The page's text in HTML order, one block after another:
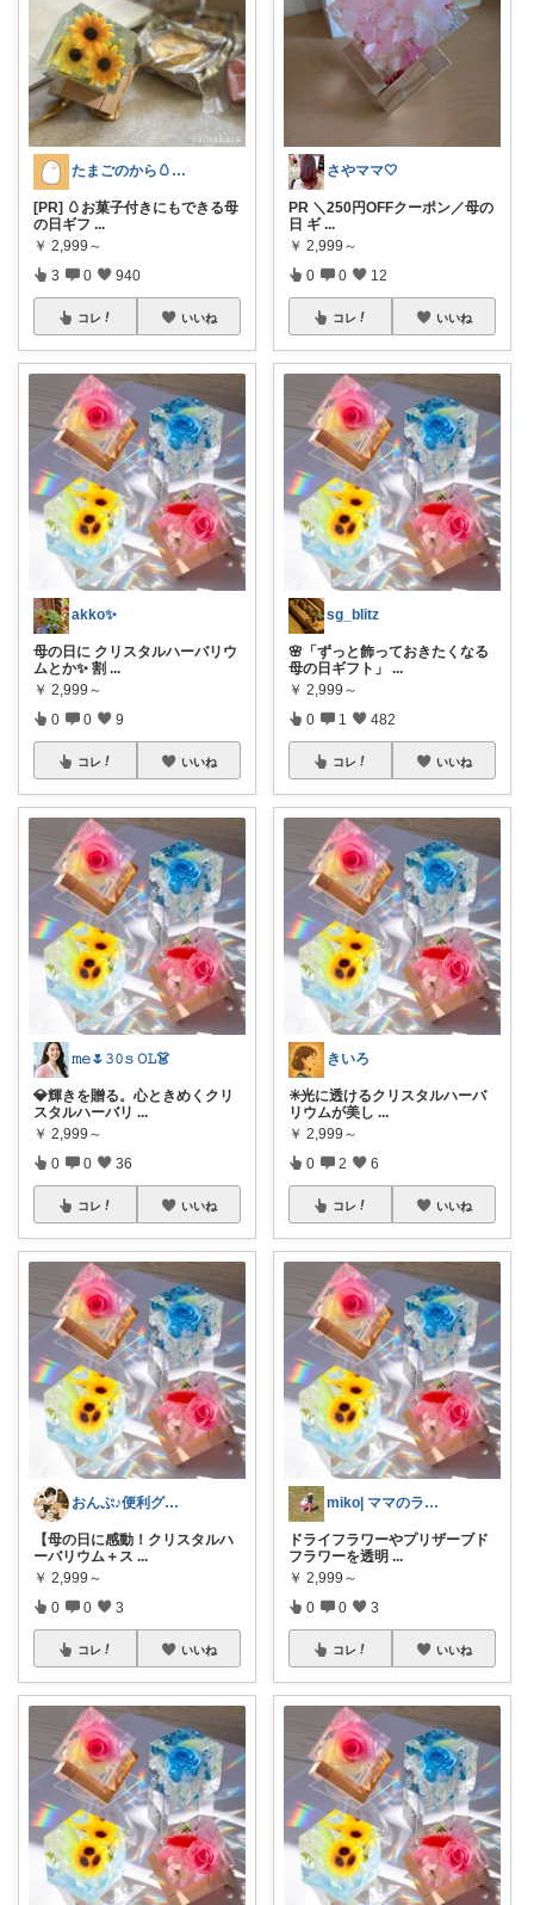
たまごのから🥚ラクに暮らす┊︎育児
[PR] 🥚お菓子付きにもできる母
の日ギフ ...
￥ 2,999～
3 0 940
コレ いいね
akko✨
母の日に クリスタルハーバリウ
ムとか✨ 割 ...
￥ 2,999～
0 0 9
コレ いいね
𝚖𝚎🌷𝟹𝟶𝚜 𝙾𝙻👗
💎輝きを贈る。心ときめくクリ
スタルハーバリ ...
￥ 2,999～
0 0 36
コレ いいね
おんぷ♪便利グッズご紹介♪
【母の日に感動！クリスタルハ
ーバリウム＋ス ...
￥ 2,999～
0 0 3
コレ いいね
さやママ🤍
PR ＼250円OFFクーポン／母の
日 ギ ...
￥ 2,999～
0 0 12
コレ いいね
sg_blitz
🌸「ずっと飾っておきたくなる
母の日ギフト」
...
￥ 2,999～
0 1 482
コレ いいね
きいろ
✳️光に透けるクリスタルハーバ
リウムが美し ...
￥ 2,999～
0 2 6
コレ いいね
miko| ママのラク家事＆大人可愛い
ドライフラワーやプリザーブド
フラワーを透明 ...
￥ 2,999～
0 0 3
コレ いいね